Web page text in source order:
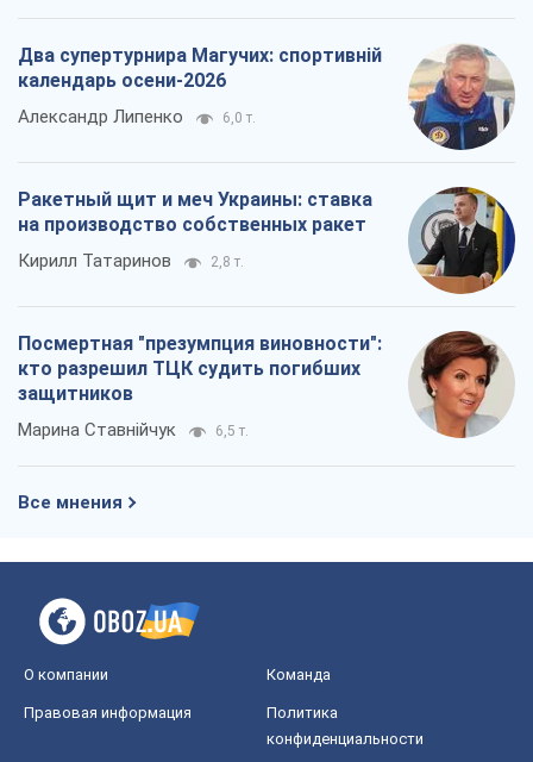
Два супертурнира Магучих: спортивній
календарь осени-2026
Александр Липенко 6,0 т.
Ракетный щит и меч Украины: ставка
на производство собственных ракет
Кирилл Татаринов 2,8 т.
Посмертная "презумпция виновности":
кто разрешил ТЦК судить погибших
защитников
Марина Ставнійчук 6,5 т.
Все мнения
О компании Команда
Правовая информация
Политика
конфиденциальности